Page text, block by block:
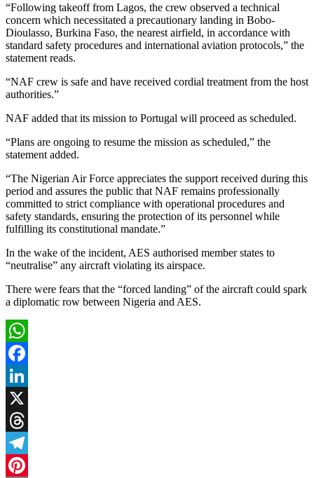
“Following takeoff from Lagos, the crew observed a technical
concern which necessitated a precautionary landing in Bobo-
Dioulasso, Burkina Faso, the nearest airfield, in accordance with
standard safety procedures and international aviation protocols,” the
statement reads.
“NAF crew is safe and have received cordial treatment from the host
authorities.”
NAF added that its mission to Portugal will proceed as scheduled.
“Plans are ongoing to resume the mission as scheduled,” the
statement added.
“The Nigerian Air Force appreciates the support received during this
period and assures the public that NAF remains professionally
committed to strict compliance with operational procedures and
safety standards, ensuring the protection of its personnel while
fulfilling its constitutional mandate.”
In the wake of the incident, AES authorised member states to
“neutralise” any aircraft violating its airspace.
There were fears that the “forced landing” of the aircraft could spark
a diplomatic row between Nigeria and AES.
WhatsApp
Facebook
LinkedIn
X
Threads
Telegram